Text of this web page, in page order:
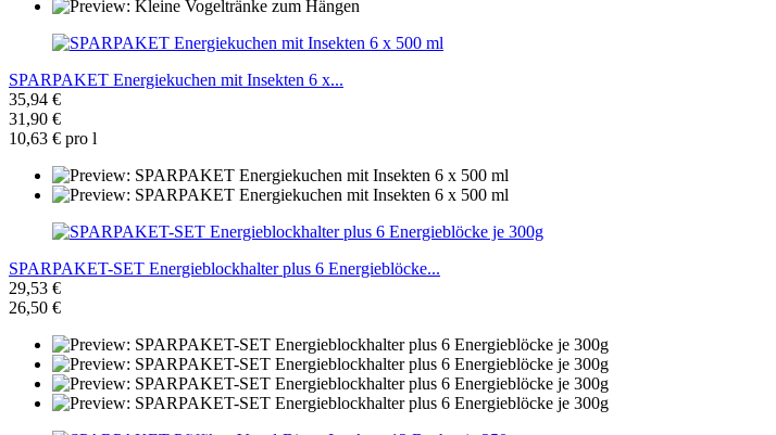
SPARPAKET Energiekuchen mit Insekten 6 x...
35,94 €
31,90 €
10,63 € pro l
SPARPAKET-SET Energieblockhalter plus 6 Energieblöcke...
29,53 €
26,50 €